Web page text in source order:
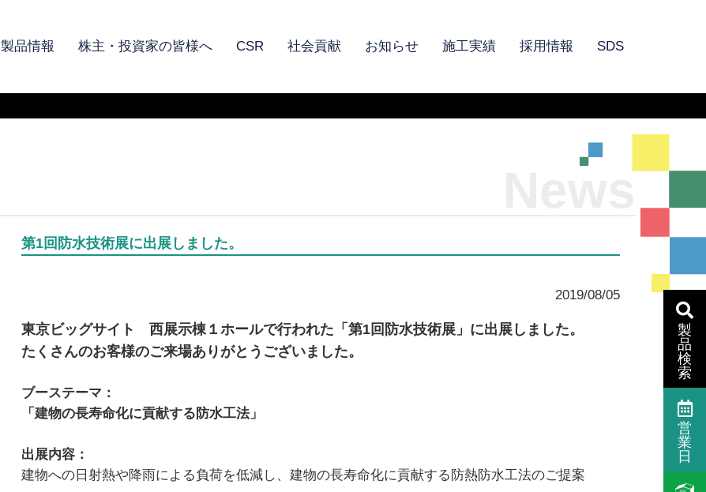
製品情報 株主・投資家の皆様へ CSR 社会貢献 お知らせ 施工実績 採用情報 SDS
News
第1回防水技術展に出展しました。
2019/08/05
東京ビッグサイト 西展示棟１ホールで行われた「第1回防水技術展」に出展しました。
たくさんのお客様のご来場ありがとうございました。
ブーステーマ：
「建物の長寿命化に貢献する防水工法」
出展内容：
建物への日射熱や降雨による負荷を低減し、建物の長寿命化に貢献する防熱防水工法のご提案
製
品
検
索
営
業
日